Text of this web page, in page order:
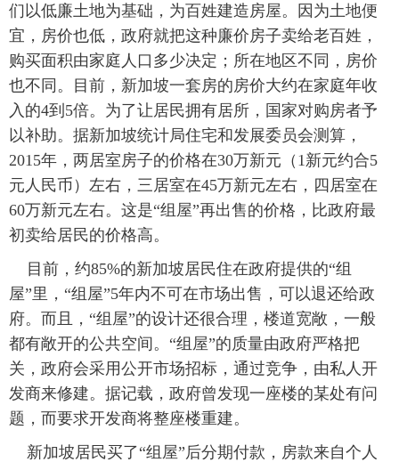
们以低廉土地为基础，为百姓建造房屋。因为土地便
宜，房价也低，政府就把这种廉价房子卖给老百姓，
购买面积由家庭人口多少决定；所在地区不同，房价
也不同。目前，新加坡一套房的房价大约在家庭年收
入的4到5倍。为了让居民拥有居所，国家对购房者予
以补助。据新加坡统计局住宅和发展委员会测算，
2015年，两居室房子的价格在30万新元（1新元约合5
元人民币）左右，三居室在45万新元左右，四居室在
60万新元左右。这是“组屋”再出售的价格，比政府最
初卖给居民的价格高。
目前，约85%的新加坡居民住在政府提供的“组
屋”里，“组屋”5年内不可在市场出售，可以退还给政
府。而且，“组屋”的设计还很合理，楼道宽敞，一般
都有敞开的公共空间。“组屋”的质量由政府严格把
关，政府会采用公开市场招标，通过竞争，由私人开
发商来修建。据记载，政府曾发现一座楼的某处有问
题，而要求开发商将整座楼重建。
新加坡居民买了“组屋”后分期付款，房款来自个人